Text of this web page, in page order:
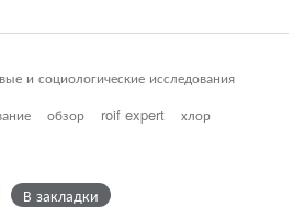
и социологические исследования
обзор roif expert хлор
В закладки